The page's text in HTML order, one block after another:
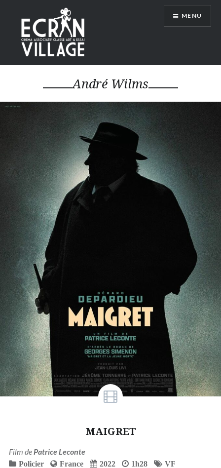
contenu
principal
ÉCRAN VILLAGE
MENU
André Wilms
MAIGRET
Film de Patrice Leconte
Policier France 2022 1h28 VF